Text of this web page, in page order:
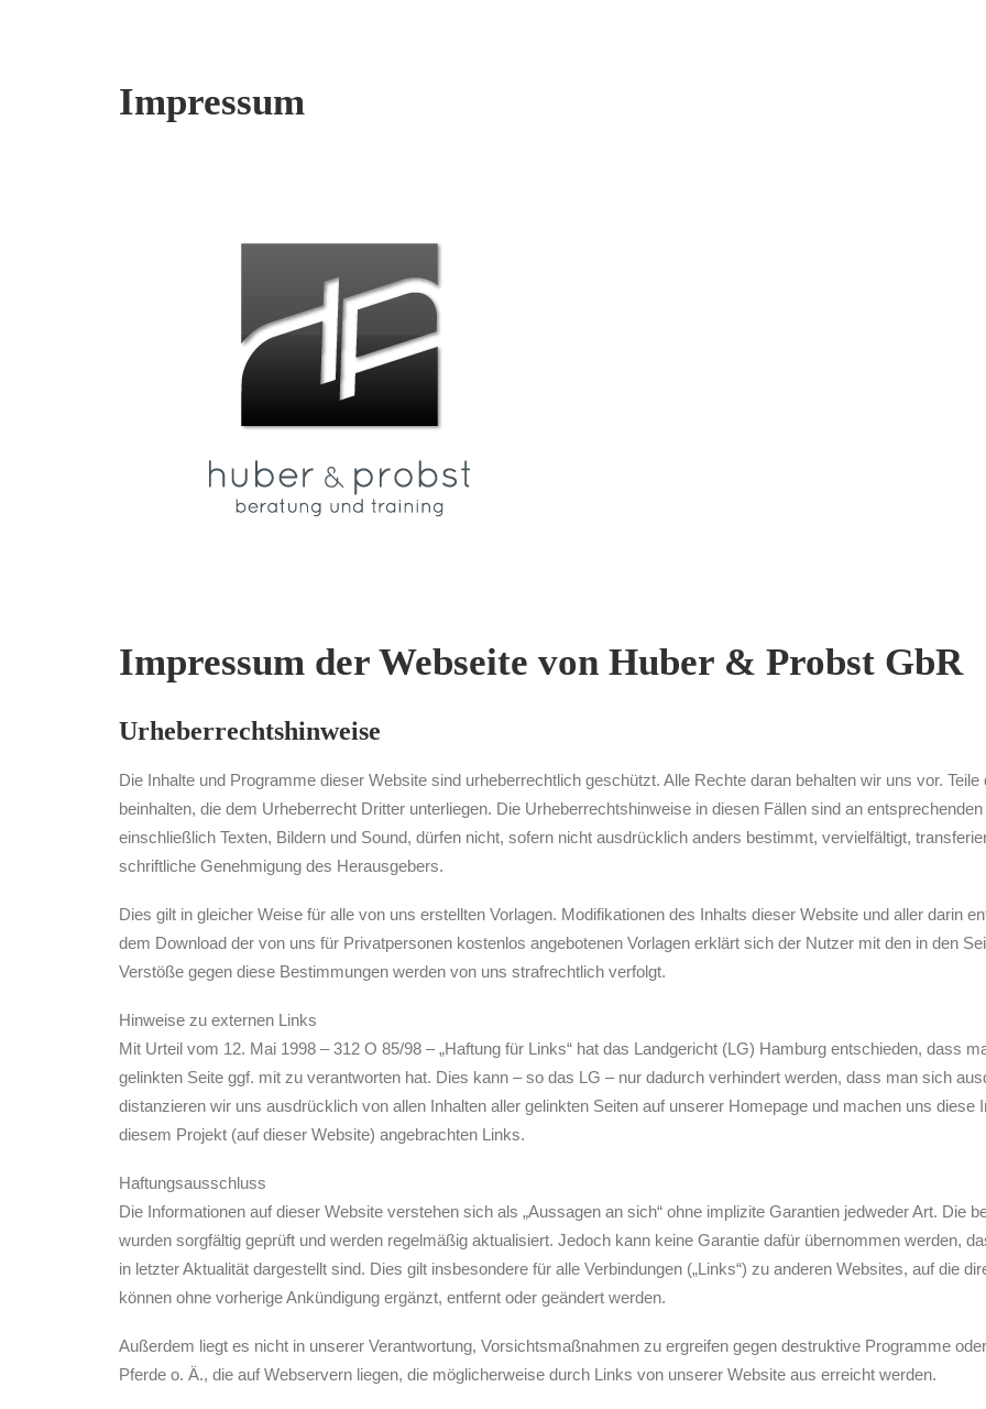
Impressum
Impressum der Webseite von Huber & Probst GbR
Urheberrechtshinweise
Die Inhalte und Programme dieser Website sind urheberrechtlich geschützt. Alle Rechte daran behalten wir uns vor.
beinhalten, die dem Urheberrecht Dritter unterliegen. Die Urheberrechtshinweise in diesen Fällen sind an
einschließlich Texten, Bildern und Sound, dürfen nicht, sofern nicht ausdrücklich anders bestimmt, vervielfältigt,
schriftliche Genehmigung des Herausgebers.
Dies gilt in gleicher Weise für alle von uns erstellten Vorlagen. Modifikationen des Inhalts dieser Website und aller darin
dem Download der von uns für Privatpersonen kostenlos angebotenen Vorlagen erklärt sich der Nutzer mit den in den
Verstöße gegen diese Bestimmungen werden von uns strafrechtlich verfolgt.
Hinweise zu externen Links
Mit Urteil vom 12. Mai 1998 – 312 O 85/98 – „Haftung für Links“ hat das Landgericht (LG) Hamburg entschieden, dass
gelinkten Seite ggf. mit zu verantworten hat. Dies kann – so das LG – nur dadurch verhindert werden, dass man sich
distanzieren wir uns ausdrücklich von allen Inhalten aller gelinkten Seiten auf unserer Homepage und machen uns diese
diesem Projekt (auf dieser Website) angebrachten Links.
Haftungsausschluss
Die Informationen auf dieser Website verstehen sich als „Aussagen an sich“ ohne implizite Garantien jedweder Art. Die
wurden sorgfältig geprüft und werden regelmäßig aktualisiert. Jedoch kann keine Garantie dafür übernommen werden,
in letzter Aktualität dargestellt sind. Dies gilt insbesondere für alle Verbindungen („Links“) zu anderen Websites, auf die
können ohne vorherige Ankündigung ergänzt, entfernt oder geändert werden.
Außerdem liegt es nicht in unserer Verantwortung, Vorsichtsmaßnahmen zu ergreifen gegen destruktive Programme
Pferde o. Ä., die auf Webservern liegen, die möglicherweise durch Links von unserer Website aus erreicht werden.